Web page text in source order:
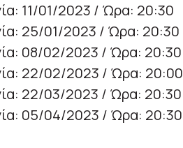
11/01/2023 / Ώρα: 20:30
25/01/2023 / Ώρα: 20:30
08/02/2023 / Ώρα: 20:30
22/02/2023 / Ώρα: 20:00
22/03/2023 / Ώρα: 20:30
05/04/2023 / Ώρα: 20:30